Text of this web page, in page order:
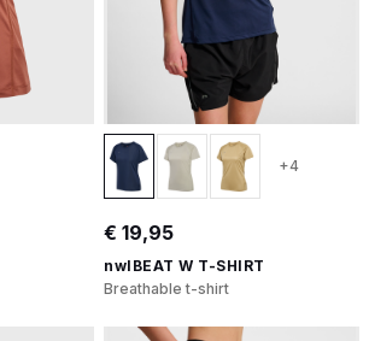
+4
€ 19,95
nwlBEAT W T-SHIRT
Breathable t-shirt